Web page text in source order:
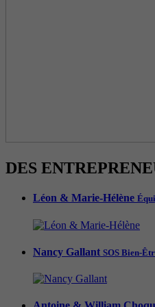
DES
Léon & Marie-Hélène
Nancy Gallant SOS Bien-